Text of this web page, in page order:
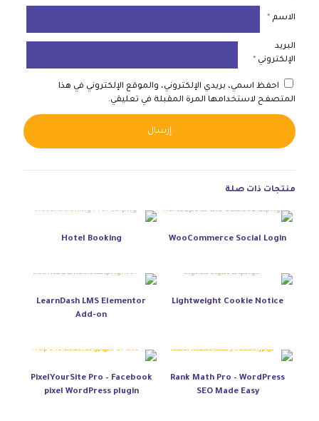
الاسم *
البريد
الإلكتروني *
احفظ اسمي، بريدي الإلكتروني، والموقع الإلكتروني في هذا
المتصفح لاستخدامها المرة المقبلة في تعليقي.
منتجات ذات صلة
WooCommerce Social Login
Hotel Booking
Lightweight Cookie Notice
LearnDash LMS Elementor
Add-on
Rank Math Pro – WordPress
SEO Made Easy
PixelYourSite Pro – Facebook
pixel WordPress plugin